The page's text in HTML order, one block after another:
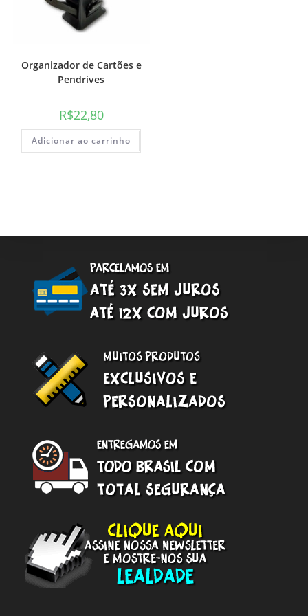
Organizador de Cartões e
Pendrives
R$22,80
Adicionar ao carrinho